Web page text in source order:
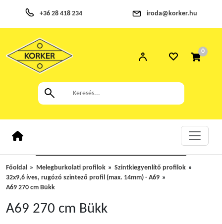
+36 28 418 234 iroda@korker.hu
0
Főoldal Melegburkolati profilok
Szintkiegyenlítő profilok
32x9,6 íves, rugózó szintező profil (max. 14mm) - A69
A69 270 cm Bükk
A69 270 cm Bükk